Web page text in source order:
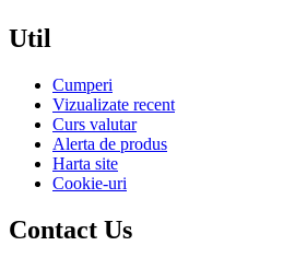
Util
Cumperi
Vizualizate recent
Curs valutar
Alerta de produs
Harta site
Cookie-uri
Contact Us